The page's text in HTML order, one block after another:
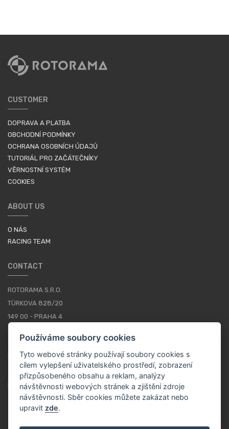
CUSTOMER
DOPRAVA A PLATBA
OBCHODNÍ PODMÍNKY
OCHRANA OSOBNÍCH ÚDAJŮ
TUTORIÁL PRO ZAČÁTEČNÍKY
VĚRNOSTNÍ SYSTÉM
COOKIES
ABOUT US
O NÁS
RACING TEAM
CONTACT
ROTORAMA S.R.O.
TÜRKOVA 828/20
149 00 - PRAHA 4
+420 252 252 098
PROVOZNÍ DOBA: PONDĚLÍ - PÁTEK, 10-16
KONTAKTY
Používáme soubory cookies
Tyto webové stránky používají soubory cookies s
cílem vylepšení uživatelského prostředí, zobrazení
přizpůsobeného obsahu a reklam, analýzy
návštěvnosti webových stránek a zjištění zdroje
návštěvnosti. Sběr cookies můžete zakázat nebo
upravit zde.